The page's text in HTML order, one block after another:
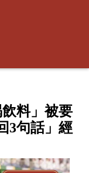
料」被要
3句話」經